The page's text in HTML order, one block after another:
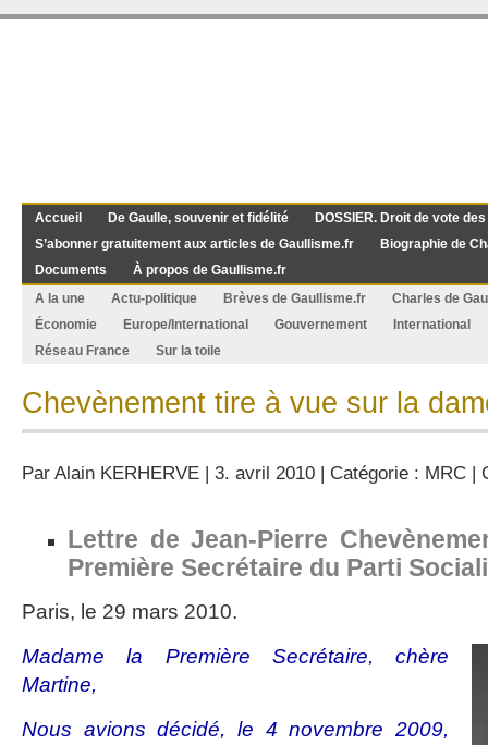
Accueil De Gaulle, souvenir et fidélité
DOSSIER. Droit de vote
S’abonner gratuitement aux articles de Gaullisme.fr
Biographie de
Documents
À propos de Gaullisme.fr
A la une
Actu-politique Brèves de Gaullisme.fr
Charles de
Économie
Europe/International Gouvernement
International
Réseau France
Sur la toile
Chevènement tire à vue sur la
Par Alain KERHERVE | 3. avril 2010 | Catégorie : MRC |
Lettre de Jean-Pierre
Première Secrétaire du Parti
Paris, le 29 mars 2010.
Madame la Première Secrétaire, chère
Martine,
Nous avions décidé, le 4 novembre 2009,